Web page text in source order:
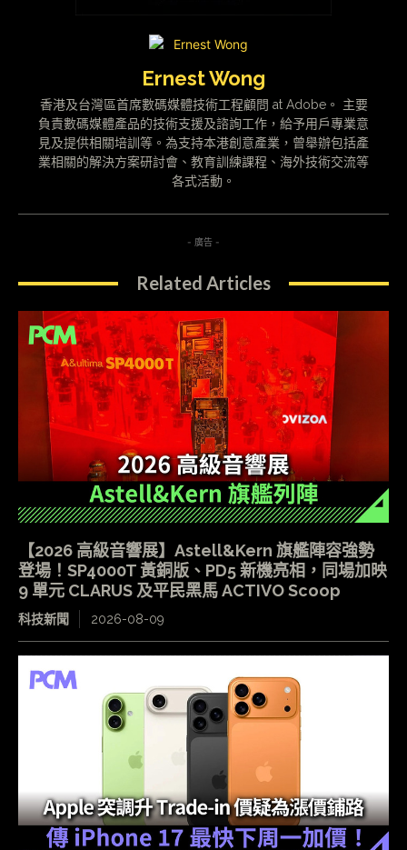
Ernest Wong
香港及台灣區首席數碼媒體技術工程顧問 at Adobe。 主要
負責數碼媒體產品的技術支援及諮詢工作，給予用戶專業意
見及提供相關培訓等。為支持本港創意產業，曾舉辦包括產
業相關的解決方案研討會、教育訓練課程、海外技術交流等
各式活動。
- 廣告 -
Related Articles
【2026 高級音響展】Astell&Kern 旗艦陣容強勢
登場！SP4000T 黃銅版、PD5 新機亮相，同場加映
9 單元 CLARUS 及平民黑馬 ACTIVO Scoop
科技新聞 2026-08-09